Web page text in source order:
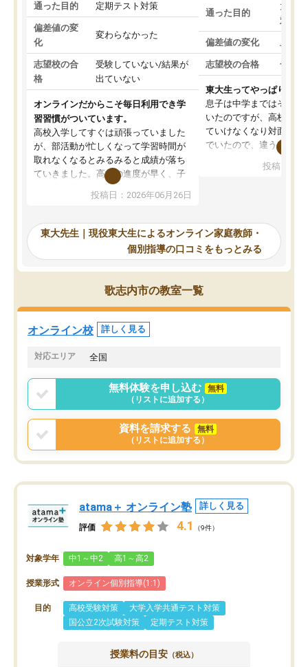
通った目的 定期テスト対策
偏差値の変
化
変わらなかった
志望校の合
格
受験していない/結果が
出ていない
オンラインだからこそ毎日利用でき学
習習慣がついています。
高校入学してすぐは頑張っていました
が、部活動が忙しくなって学習時間が
取れなくなるとみるみると成績が落ち
ていきました。高校の進度が早く、子
供も家に帰って勉強の話すると嫌な反
応を示します。東大先生にお願いして
れるので、親としても安心です。毎日
使える自習室とかもあり、わからない
ところがあれば先生が回答してくれる
のも重宝しています。
投稿日：2026年06月26日
通った目的
大学
対策
偏差値の変化 上が
志望校の合格 合格
東大生ってやっぱりすご
息子は中学まではそこそ
いたのですが、高校に入
ていけなくなり対面の塾
でいたので、違うアプロ
で、当初は模試でD判定
自習室が毎日使えていつ
るのが心強かったよう
謝です。
投稿日：
東大先生｜現役東大生によるオンライン家庭教師・
個別指導の口コミをもっとみる
歌志内市の教室一覧
オンライン校 詳しく見る
対応エリア 全国
無料体験を申し込む
無料
（リストに追加する）
資料を請求する
無料
（リストに追加する）
atama＋ オンライン塾 詳しく見る
評価 4.1 （9件）
対象学年 中1～中2 高1～高2
授業形式 オンライン個別指導(1:1)
目的 高校受験対策
大学入学共通テスト対策
国公立2次試験対策
定期テスト対策
授業料の目安 （税込）